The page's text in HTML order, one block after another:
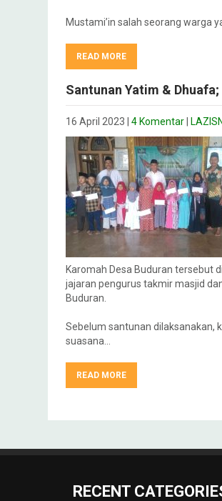
Mustami’in salah seorang warga
READ MORE
Santunan Yatim &
16 April 2023 4 Komentar
Karomah Desa Buduran tersebut
jajaran pengurus takmir masjid
Buduran.
Sebelum santunan dilaksanakan,
suasana…
READ MORE
RECENT